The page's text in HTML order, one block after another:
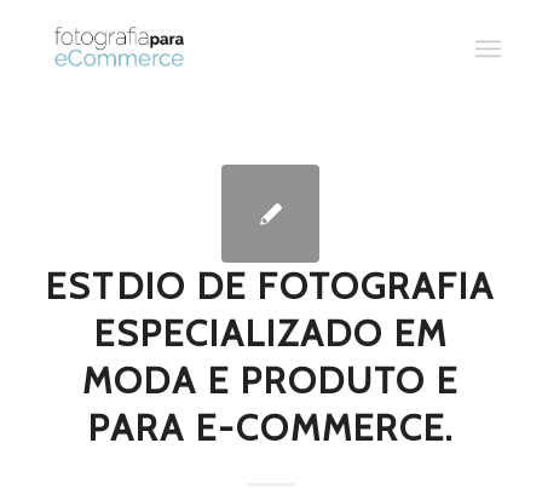
ESTDIO DE FOTOGRAFIA
ESPECIALIZADO EM
MODA E PRODUTO E
PARA E-COMMERCE.